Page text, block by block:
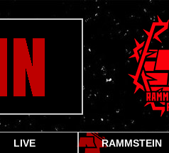
LIVE RAMMSTEIN